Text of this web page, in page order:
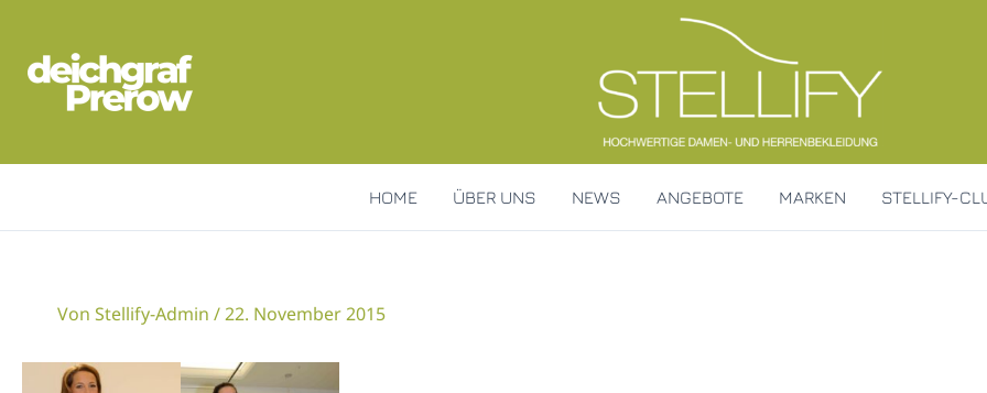
springen
HOME ÜBER UNS NEWS ANGEBOTE MARKEN STELLIFY-
Von Stellify-Admin /22. November 2015